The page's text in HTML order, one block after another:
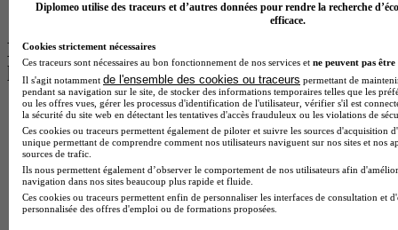
BTS Ndrc à Lyon
Les intitulés de diplôme par alternance
les plus recherchés
BTS Esf en alternance
BTS Dietetique en alternance
BTS Mco en alternance
BTS Pi en alternance
BTS Sp3s en alternance
Master CCA en alternance
BTS Ndrc en alternance
Diplomeo utilise des traceurs et d’autres données pour rendre la recherche
efficace.
Cookies strictement nécessaires
Ces traceurs sont nécessaires au bon fonctionnement de nos services et ne peuvent pas être
Il s'agit notamment de l'ensemble des cookies ou traceurs permettant de
pendant sa navigation sur le site, de stocker des informations temporaires telles que les
ou les offres vues, gérer les processus d'identification de l'utilisateur, vérifier s'il est
la sécurité du site web en détectant les tentatives d'accès frauduleux ou les violations de
Ces cookies ou traceurs permettent également de piloter et suivre les sources d'acquisition
unique permettant de comprendre comment nos utilisateurs naviguent sur nos sites et nos
sources de trafic.
Ils nous permettent également d’observer le comportement de nos utilisateurs afin
navigation dans nos sites beaucoup plus rapide et fluide.
Ces cookies ou traceurs permettent enfin de personnaliser les interfaces de consultation et
personnalisée des offres d'emploi ou de formations proposées.